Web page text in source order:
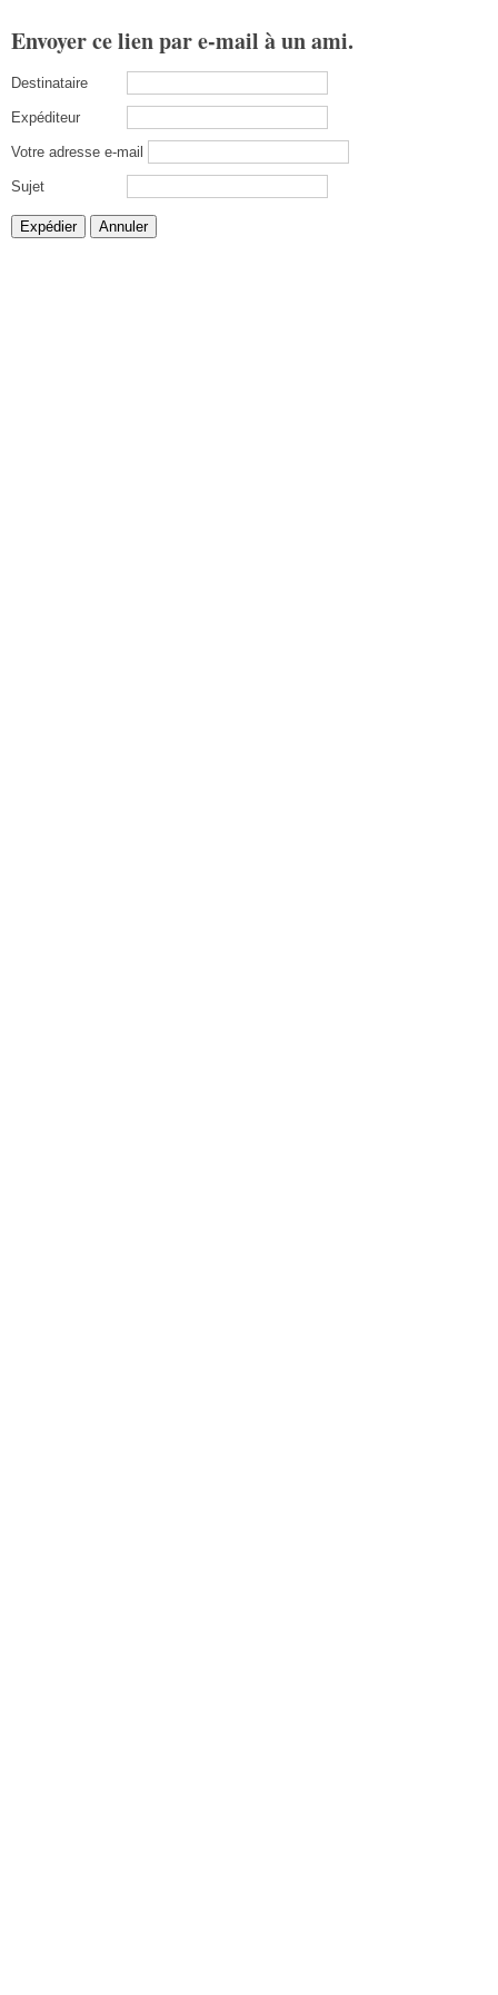
Envoyer ce lien par e-mail à un ami.
Destinataire
Expéditeur
Votre adresse e-mail
Sujet
Expédier Annuler